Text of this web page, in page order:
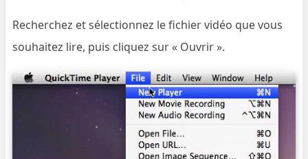
Recherchez et sélectionnez le fichier vidéo que vous
souhaitez lire, puis cliquez sur « Ouvrir ».